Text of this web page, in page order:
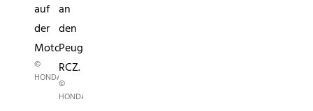
auf
der
Motorhaube.
©
HONDA
an
den
Peugeot
RCZ.
©
HONDA